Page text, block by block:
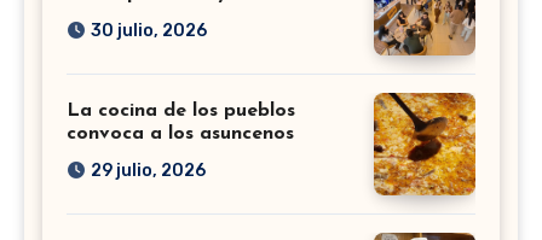
30 julio, 2026
La cocina de los pueblos
convoca a los asuncenos
29 julio, 2026